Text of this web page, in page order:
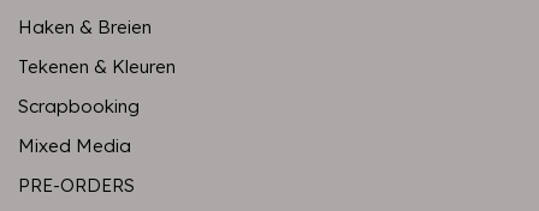
Haken & Breien
Tekenen & Kleuren
Scrapbooking
Mixed Media
PRE-ORDERS